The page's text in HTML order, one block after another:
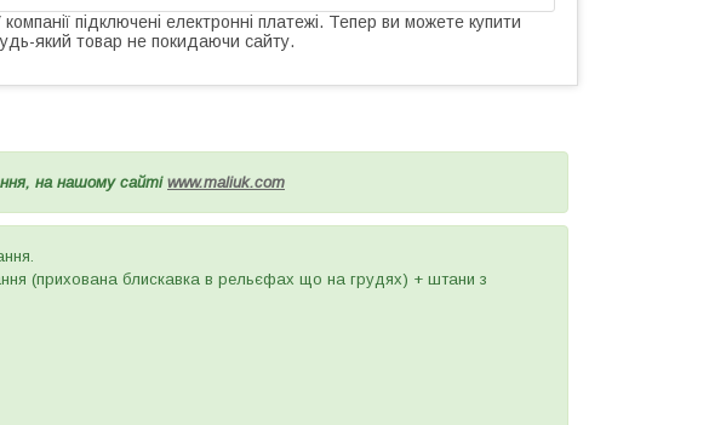
компанії підключені електронні платежі. Тепер ви можете купити
який товар не покидаючи сайту.
на нашому сайті www.maliuk.com
(прихована блискавка в рельєфах що на грудях) + штани з